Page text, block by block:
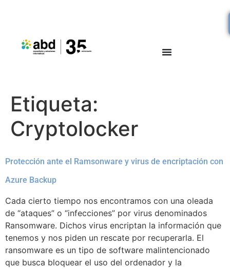
Etiqueta:
Cryptolocker
Protección ante el Ramsonware y virus de encriptación con
Azure Backup
Cada cierto tiempo nos encontramos con una oleada
de “ataques” o “infecciones” por virus denominados
Ransomware. Dichos virus encriptan la información que
tenemos y nos piden un rescate por recuperarla. El
ransomware es un tipo de software malintencionado
que busca bloquear el uso del ordenador y la